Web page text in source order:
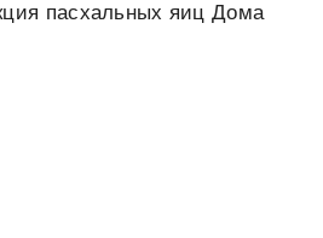
пасхальных яиц Дома